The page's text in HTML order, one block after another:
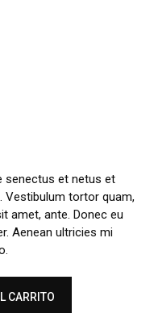
senectus et netus et
Vestibulum tortor quam,
amet, ante. Donec eu
Aenean ultricies mi
CARRITO